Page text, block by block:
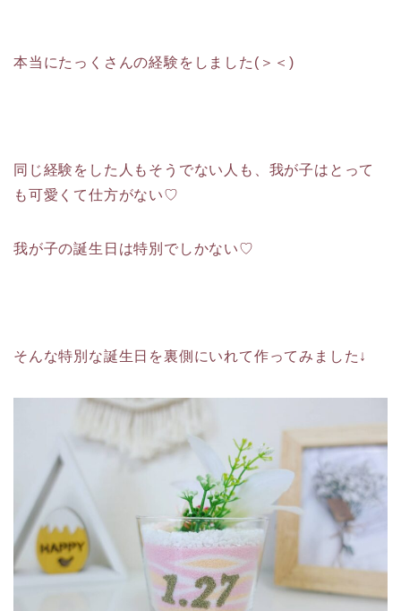
本当にたっくさんの経験をしました(＞＜)
同じ経験をした人もそうでない人も、我が子はとって
も可愛くて仕方がない♡
我が子の誕生日は特別でしかない♡
そんな特別な誕生日を裏側にいれて作ってみました↓